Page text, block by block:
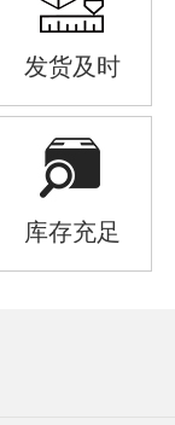
发货及时
库存充足